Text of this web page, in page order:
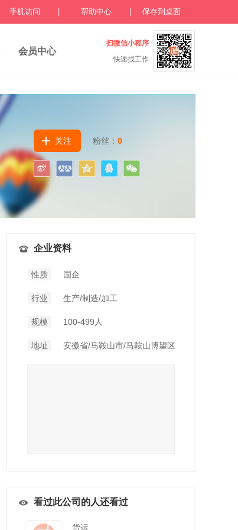
手机访问 帮助中心 保存到桌面
会员中心
扫微信小程序
快速找工作
关注 粉丝： 0
企业资料
性质 国企
行业 生产/制造/加工
规模 100-499人
地址 安徽省/马鞍山市/马鞍山博望区
看过此公司的人还看过
货运